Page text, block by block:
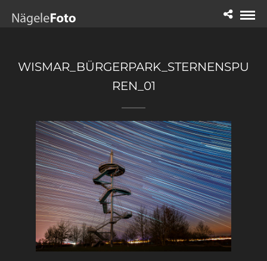
WISMAR_BÜRGERPARK_STERNENSPU
REN_01